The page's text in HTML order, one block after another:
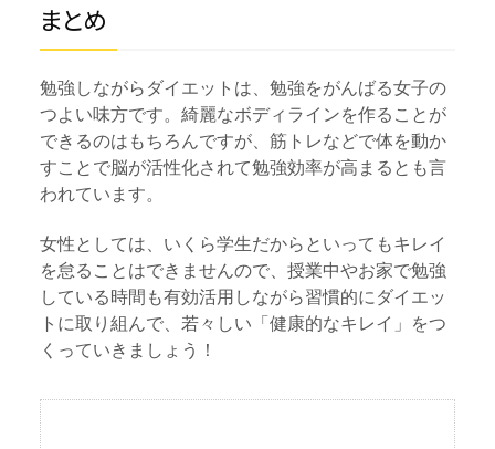
まとめ
勉強しながらダイエットは、勉強をがんばる女子の
つよい味方です。綺麗なボディラインを作ることが
できるのはもちろんですが、筋トレなどで体を動か
すことで脳が活性化されて勉強効率が高まるとも言
われています。
女性としては、いくら学生だからといってもキレイ
を怠ることはできませんので、授業中やお家で勉強
している時間も有効活用しながら習慣的にダイエッ
トに取り組んで、若々しい「健康的なキレイ」をつ
くっていきましょう！